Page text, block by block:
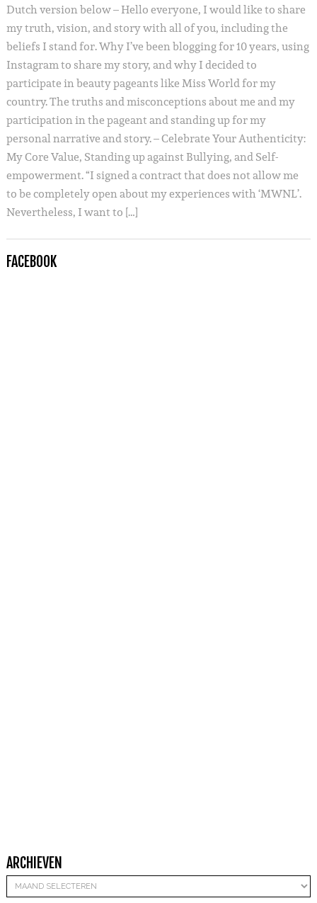
Dutch version below – Hello everyone, I would like to share
my truth, vision, and story with all of you, including the
beliefs I stand for. Why I’ve been blogging for 10 years, using
Instagram to share my story, and why I decided to
participate in beauty pageants like Miss World for my
country. The truths and misconceptions about me and my
participation in the pageant and standing up for my
personal narrative and story. – Celebrate Your Authenticity:
My Core Value, Standing up against Bullying, and Self-
empowerment. “I signed a contract that does not allow me
to be completely open about my experiences with ‘MWNL’.
Nevertheless, I want to […]
FACEBOOK
ARCHIEVEN
Archieven